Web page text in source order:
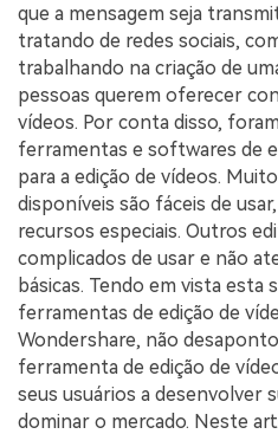
que a mensagem seja
tratando de redes sociais,
trabalhando na criação de
pessoas querem oferecer
vídeos. Por conta disso,
ferramentas e softwares de
para a edição de vídeos.
disponíveis são fáceis de
recursos especiais. Outros
complicados de usar e não
básicas. Tendo em vista esta
ferramentas de edição de
Wondershare, não
ferramenta de edição de
seus usuários a desenvolver
dominar o mercado. Neste